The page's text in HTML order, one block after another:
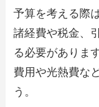
予算を考える際
諸経費や税金、
る必要がありま
費用や光熱費な
う。